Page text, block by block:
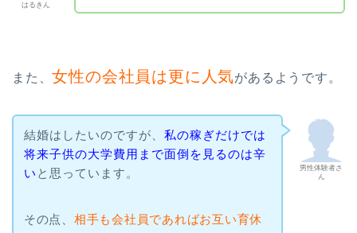
はるきん
また、女性の会社員は更に人気があるようです。
男性体験者さ
ん
結婚はしたいのですが、 私の稼ぎだけでは
将来子供の大学費用まで面倒を見るのは辛
い と思っています。
その点、 相手も会社員であればお互い育休